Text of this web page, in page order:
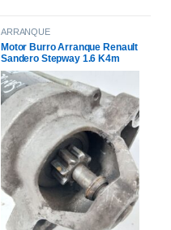
ARRANQUE
Motor Burro Arranque Renault
Sandero Stepway 1.6 K4m